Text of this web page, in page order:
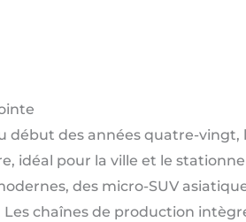
début des années quatre-
idéal pour la ville et le
des micro-SUV
chaînes de production